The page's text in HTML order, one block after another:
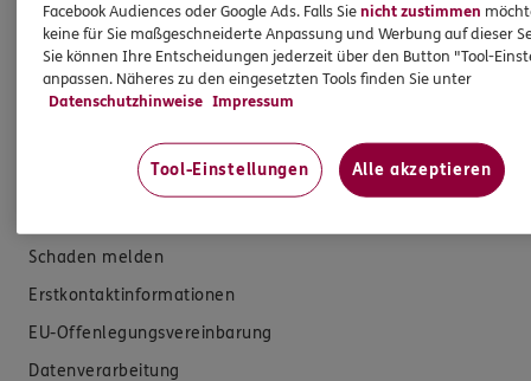
Krankenversicherung
Versicherungen für den privaten Bedarf
Versicherungen für Geschäftskunden
Hilfe & Services
Schaden melden
Erstkontaktinformationen
EU-Offenlegungsvereinbarung
Datenverarbeitung
Facebook Audiences oder Google Ads. Falls Sienicht zustimmen
keine für Sie maßgeschneiderte Anpassung und Werbung auf dieser
Sie können Ihre Entscheidungen jederzeit über den Button "Tool-
anpassen. Näheres zu den eingesetzten Tools finden Sie unter
Datenschutzhinweise Impressum
Tool-Einstellungen Alle akzeptieren